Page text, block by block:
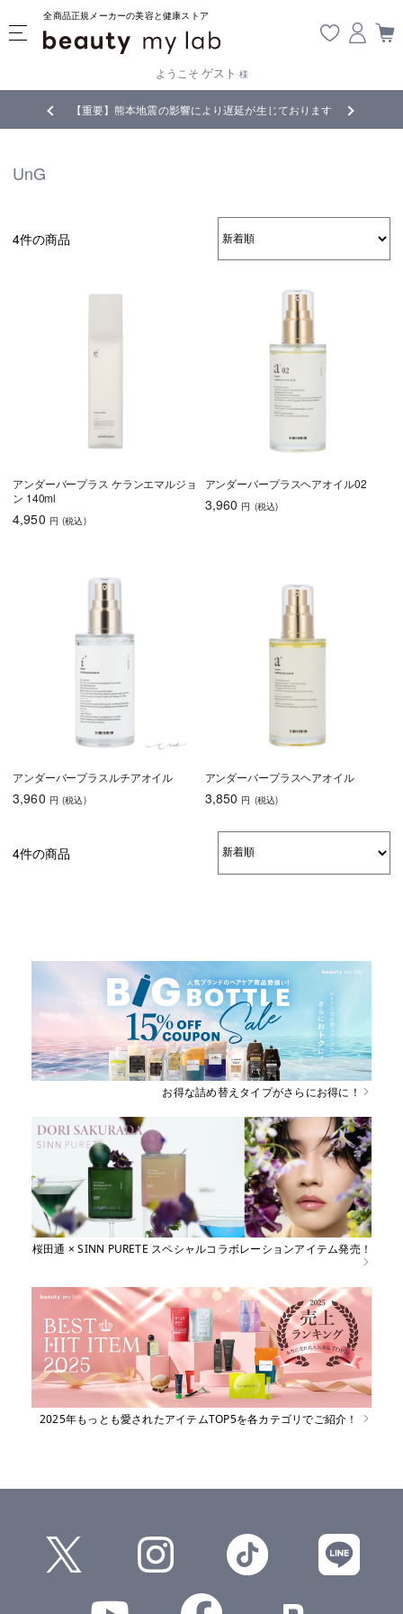
全商品正規メーカーの美容と健康ストア
ようこそ ゲスト 様
【重要】熊本地震の影響により遅延が生じております
UnG
4件の商品
アンダーバープラス ケランエマルジョ
ン 140ml
4,950 円 (税込)
アンダーバープラスヘアオイル02
3,960 円 (税込)
アンダーバープラスルチアオイル
3,960 円 (税込)
アンダーバープラスヘアオイル
3,850 円 (税込)
4件の商品
お得な詰め替えタイプがさらにお得に！
桜田通 × SINN PURETE スペシャルコラボレーションアイテム発売！
2025年もっとも愛されたアイテムTOP5を各カテゴリでご紹介！